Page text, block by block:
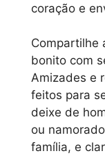
coração e
Compartilhe
bonito com
Amizades e
feitos para
deixe de
ou
família, e